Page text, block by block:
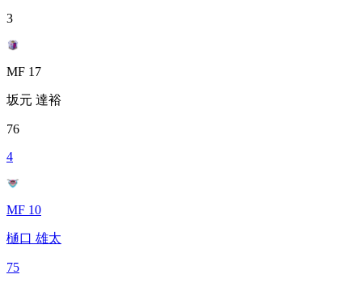
3
MF 17
坂元 達裕
76
4
MF 10
樋口 雄太
75